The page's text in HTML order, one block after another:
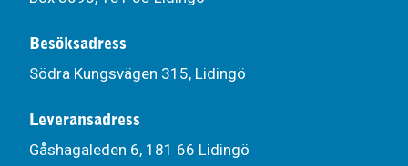
Besöksadress
Södra Kungsvägen 315, Lidingö
Leveransadress
Gåshagaleden 6, 181 66 Lidingö